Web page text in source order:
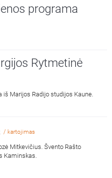
programa
Rytmetinė
iš Marijos Radijo studijos Kaune.
/ kartojimas
Mitkevičius. Švento Rašto
Kaminskas.